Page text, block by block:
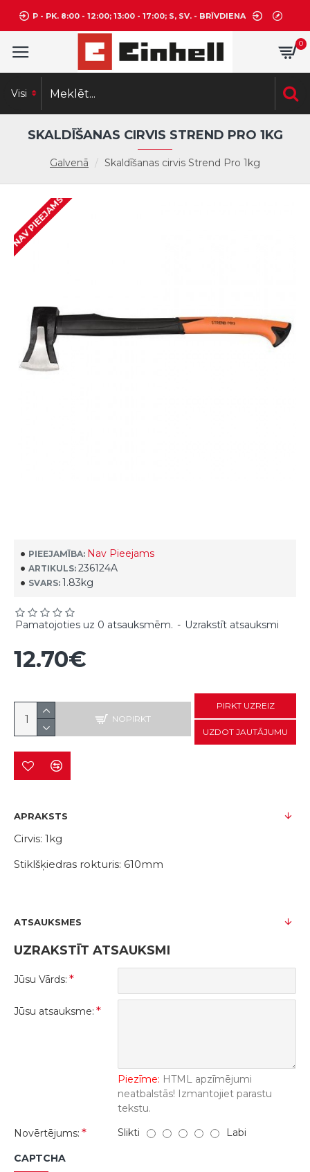
P - PK. 8:00 - 12:00; 13:00 - 17:00; S, SV. - BRĪVDIENA
0
Visi
Galvenā Skaldīšanas cirvis Strend Pro 1kg
SKALDĪŠANAS CIRVIS STREND PRO 1KG
NAV PIEEJAMS
PIEEJAMĪBA: Nav Pieejams
ARTIKULS: 236124A
SVARS: 1.83kg
Pamatojoties uz 0 atsauksmēm. - Uzrakstīt atsauksmi
12.70€
NOPIRKT
PIRKT UZREIZ
UZDOT JAUTĀJUMU
APRAKSTS
Cirvis: 1kg
Stiklšķiedras rokturis: 610mm
ATSAUKSMES
UZRAKSTĪT ATSAUKSMI
Jūsu Vārds:
Jūsu atsauksme:
Piezīme: HTML apzīmējumi
neatbalstās! Izmantojiet parastu
tekstu.
Novērtējums:
Slikti Labi
CAPTCHA